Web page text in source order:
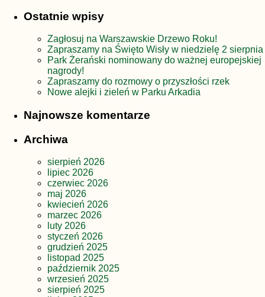
Ostatnie wpisy
Zagłosuj na Warszawskie Drzewo Roku!
Zapraszamy na Święto Wisły w niedzielę 2 sierpnia
Park Żerański nominowany do ważnej europejskiej
nagrody!
Zapraszamy do rozmowy o przyszłości rzek
Nowe alejki i zieleń w Parku Arkadia
Najnowsze komentarze
Archiwa
sierpień 2026
lipiec 2026
czerwiec 2026
maj 2026
kwiecień 2026
marzec 2026
luty 2026
styczeń 2026
grudzień 2025
listopad 2025
październik 2025
wrzesień 2025
sierpień 2025